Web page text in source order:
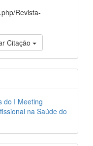
Revista-
Citação
do I Meeting
na Saúde do